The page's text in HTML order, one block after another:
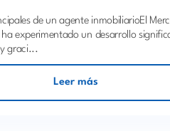
de un agente inmobiliarioEl
ha experimentado un desarrollo
graci...
Leer más